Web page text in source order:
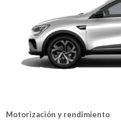
Motorización y rendimiento